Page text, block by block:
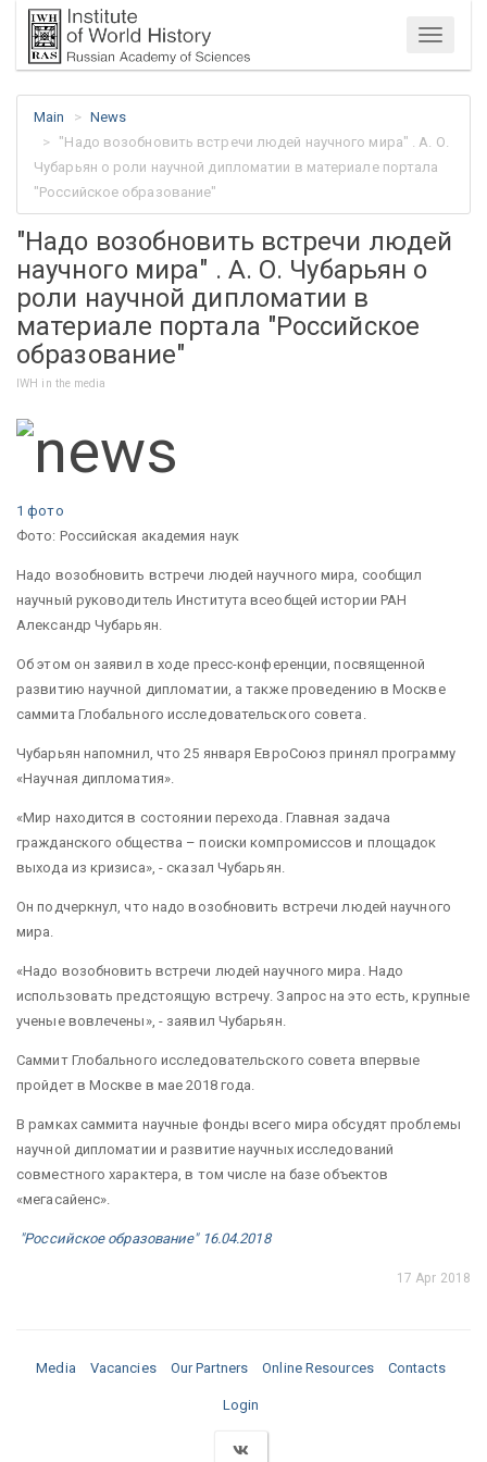
Menu
Main
News
"Надо возобновить встречи людей научного мира" . А. О.
Чубарьян о роли научной дипломатии в материале портала
"Российское образование"
"Надо возобновить встречи людей
научного мира" . А. О. Чубарьян о
роли научной дипломатии в
материале портала "Российское
образование"
IWH in the media
1 фото
Фото: Российская академия наук
Надо возобновить встречи людей научного мира, сообщил
научный руководитель Института всеобщей истории РАН
Александр Чубарьян.
Об этом он заявил в ходе пресс-конференции, посвященной
развитию научной дипломатии, а также проведению в Москве
саммита Глобального исследовательского совета.
Чубарьян напомнил, что 25 января ЕвроСоюз принял программу
«Научная дипломатия».
«Мир находится в состоянии перехода. Главная задача
гражданского общества – поиски компромиссов и площадок
выхода из кризиса», - сказал Чубарьян.
Он подчеркнул, что надо возобновить встречи людей научного
мира.
«Надо возобновить встречи людей научного мира. Надо
использовать предстоящую встречу. Запрос на это есть, крупные
ученые вовлечены», - заявил Чубарьян.
Саммит Глобального исследовательского совета впервые
пройдет в Москве в мае 2018 года.
В рамках саммита научные фонды всего мира обсудят проблемы
научной дипломатии и развитие научных исследований
совместного характера, в том числе на базе объектов
«мегасайенс».
"Российское образование" 16.04.2018
17 Apr 2018
Media Vacancies Our Partners Online Resources Contacts
Login